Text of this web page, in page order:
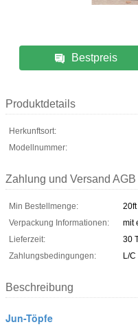
Bestpreis
Produktdetails
Herkunftsort:
Modellnummer:
Zahlung und Versand AGB
Min Bestellmenge:
20ft
Verpackung Informationen:
mit
Lieferzeit:
30
Zahlungsbedingungen:
L/C
Beschreibung
Jun-Töpfe